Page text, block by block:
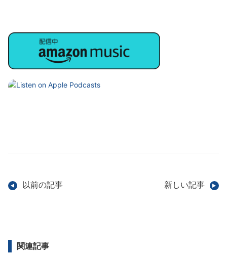
以前の記事 新しい記事
関連記事